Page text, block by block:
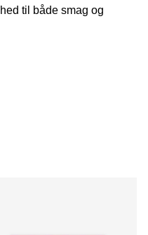
til både smag og